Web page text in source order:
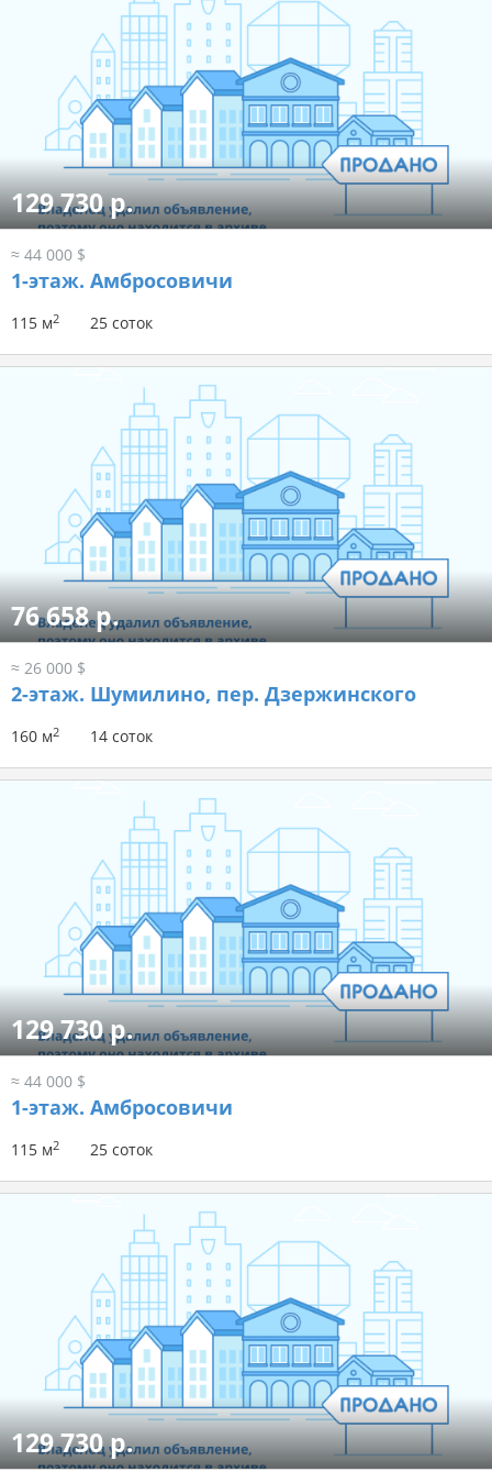
129 730 р.
≈ 44 000 $
1-этаж. Амбросовичи
115 м2 25 соток
76 658 р.
≈ 26 000 $
2-этаж. Шумилино, пер. Дзержинского
160 м2 14 соток
129 730 р.
≈ 44 000 $
1-этаж. Амбросовичи
115 м2 25 соток
129 730 р.